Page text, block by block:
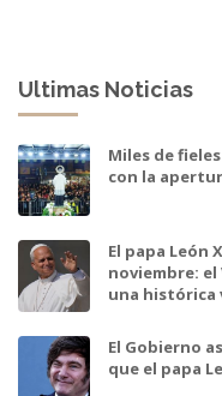
Ultimas Noticias
Miles de
con la
El papa León
noviembre:
una histórica
El Gobierno
que el papa